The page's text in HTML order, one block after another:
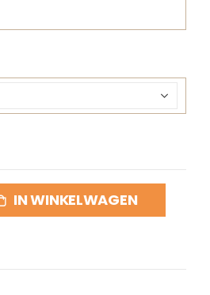
IN WINKELWAGEN